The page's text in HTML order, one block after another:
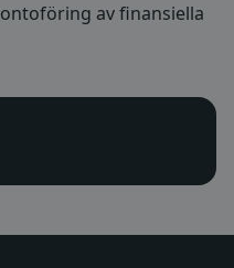
av finansiella